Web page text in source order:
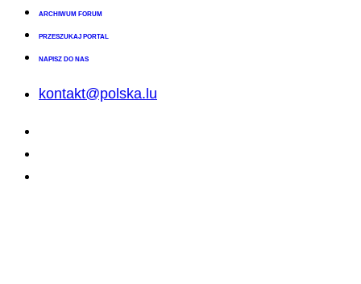
ARCHIWUM FORUM
PRZESZUKAJ PORTAL
NAPISZ DO NAS
kontakt@polska.lu